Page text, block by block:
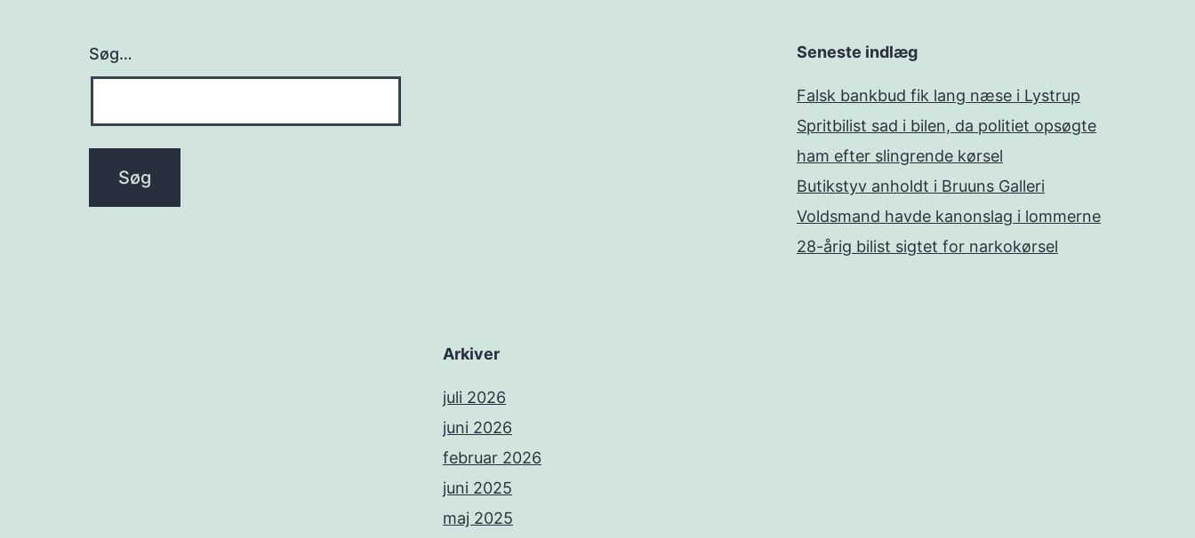
Søg… Seneste indlæg
Falsk bankbud fik lang næse i Lystrup
Spritbilist sad i bilen, da politiet opsøgte
ham efter slingrende kørsel
Butikstyv anholdt i Bruuns Galleri
Voldsmand havde kanonslag i lommerne
28-årig bilist sigtet for narkokørsel
Arkiver
juli 2026
juni 2026
februar 2026
juni 2025
maj 2025